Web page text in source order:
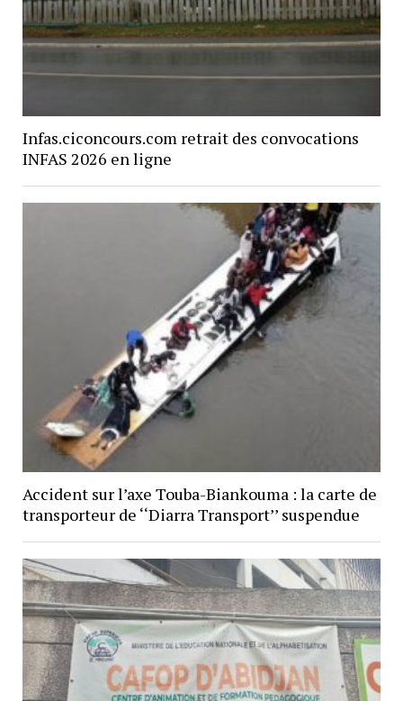
Infas.ciconcours.com retrait des convocations
INFAS 2026 en ligne
Accident sur l’axe Touba-Biankouma : la carte de
transporteur de ‘‘Diarra Transport’’ suspendue